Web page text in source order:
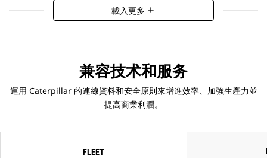
載入更多 add
兼容技术和服务
運用 Caterpillar 的連線資料和安全原則來增進效率、加強生產力並
提高商業利潤。
FLEET